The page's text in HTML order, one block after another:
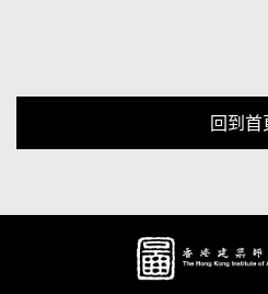
回到首